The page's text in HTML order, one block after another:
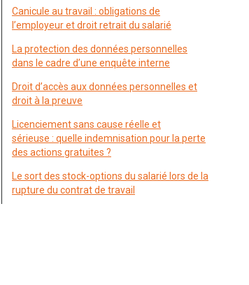
Canicule au travail : obligations de
l’employeur et droit retrait du salarié
La protection des données personnelles
dans le cadre d’une enquête interne
Droit d’accès aux données personnelles et
droit à la preuve
Licenciement sans cause réelle et
sérieuse : quelle indemnisation pour la perte
des actions gratuites ?
Le sort des stock-options du salarié lors de la
rupture du contrat de travail